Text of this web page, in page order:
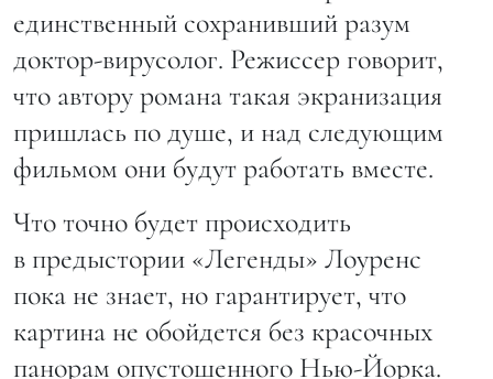
единственный сохранивший разум
доктор-вирусолог. Режиссер говорит,
что автору романа такая экранизация
пришлась по душе, и над следующим
фильмом они будут работать вместе.
Что точно будет происходить
в предыстории «Легенды» Лоуренс
пока не знает, но гарантирует, что
картина не обойдется без красочных
панорам опустошенного Нью-Йорка.